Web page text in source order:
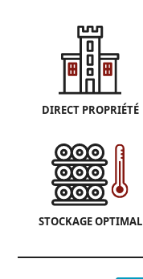
DIRECT PROPRIÉTÉ
STOCKAGE OPTIMAL